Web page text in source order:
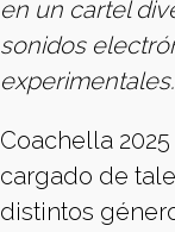
en un cartel
sonidos
experimentales.
Coachella
cargado de
distintos